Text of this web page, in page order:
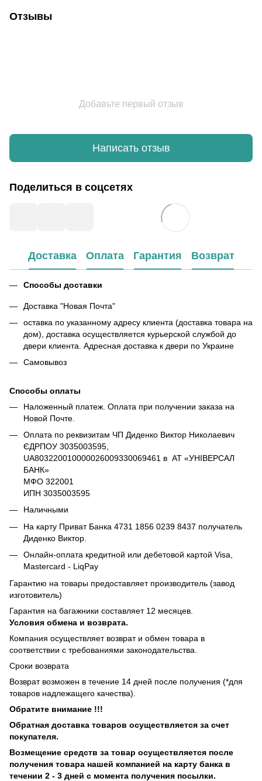
Отзывы
Добавьте первый отзыв
Написать отзыв
Поделиться в соцсетях
Доставка Оплата Гарантия Возврат
Способы доставки
Доставка "Новая Почта"
оставка по указанному адресу клиента (доставка товара на
дом), доставка осуществляется курьерской службой до
двери клиента. Адресная доставка к двери по Украине
Самовывоз
Способы оплаты
Наложенный платеж. Оплата при получении заказа на
Новой Почте.
Оплата по реквизитам ЧП Диденко Виктор Николаевич
ЄДРПОУ 3035003595,
UA803220010000026009330069461 в АТ «УНІВЕРСАЛ
БАНК»
МФО 322001
ИПН 3035003595
Наличными
На карту Приват Банка 4731 1856 0239 8437 получатель
Диденко Виктор.
Онлайн-оплата кредитной или дебетовой картой Visa,
Mastercard - LiqPay
Гарантию на товары предоставляет производитель (завод
изготовитель)
Гарантия на багажники составляет 12 месяцев.
Условия обмена и возврата.
Компания осуществляет возврат и обмен товара в
соответствии с требованиями законодательства.
Сроки возврата
Возврат возможен в течение 14 дней после получения (*для
товаров надлежащего качества).
Обратите внимание !!!
Обратная доставка товаров осуществляется за счет
покупателя.
Возмещение средств за товар осуществляется после
получения товара нашей компанией на карту банка в
течении 2 - 3 дней с момента получения посылки.